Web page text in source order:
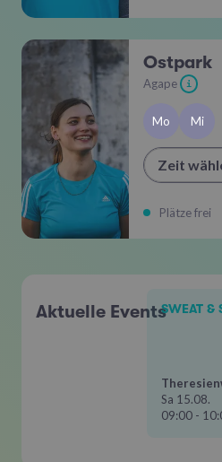
Ostpark
Agape i
Mo Mi
Zeit
Plätze frei
Aktuelle EventsSWEAT
Sa 15.08.
09:00 -